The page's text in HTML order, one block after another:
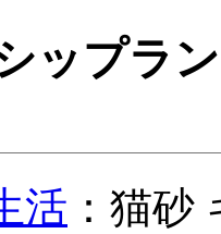
ップラ
活 ：猫